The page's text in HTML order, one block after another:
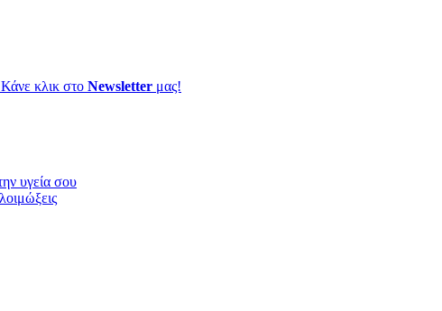
Κάνε κλικ στο Newsletter μας!
υγεία σου